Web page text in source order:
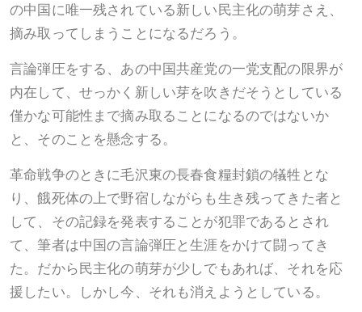
の中国に唯一残されている新しい民主化の萌芽さえ、
摘み取ってしまうことになるだろう。
言論弾圧をする、あの中国共産党の一党支配の限界が
内在して、せっかく新しい芽を吹きだそうとしている
僅かな可能性まで摘み取ることになるのではないか
と、そのことを懸念する。
革命戦争のときに毛沢東の長春食糧封鎖の犠牲とな
り、餓死体の上で野宿しながらも生き残ってきた者と
して、その記録を発表することが犯罪であるとされ
て、筆者は中国の言論弾圧と生涯をかけて闘ってき
た。だから民主化の萌芽が少しでもあれば、それを応
援したい。しかし今、それも消えようとしている。